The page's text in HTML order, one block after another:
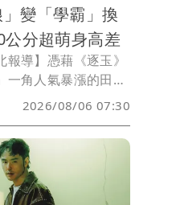
變「學霸」換
分超萌身高差
報導】憑藉《逐玉》
一角人氣暴漲的田曦
返校園，在新劇《天
商學霸，與胡一天
展開從校園相伴到攜
戀愛。田曦薇以黑長
校服造型亮相，加上
中生無違和。
2026/08/06 07:30